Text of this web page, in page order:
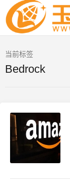
当前标签
Bedrock